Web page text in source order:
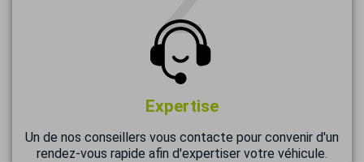
Expertise
Un de nos conseillers vous contacte pour convenir d'un
rendez-vous rapide afin d'expertiser votre véhicule.